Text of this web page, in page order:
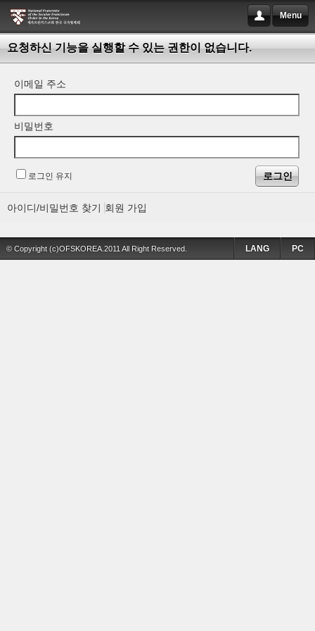
Menu
요청하신 기능을 실행할 수 있는 권한이 없습니다.
이메일 주소
비밀번호
로그인 유지
아이디/비밀번호 찾기 회원 가입
© Copyright (c)OFSKOREA.2011 All Right Reserved. PC
LANG